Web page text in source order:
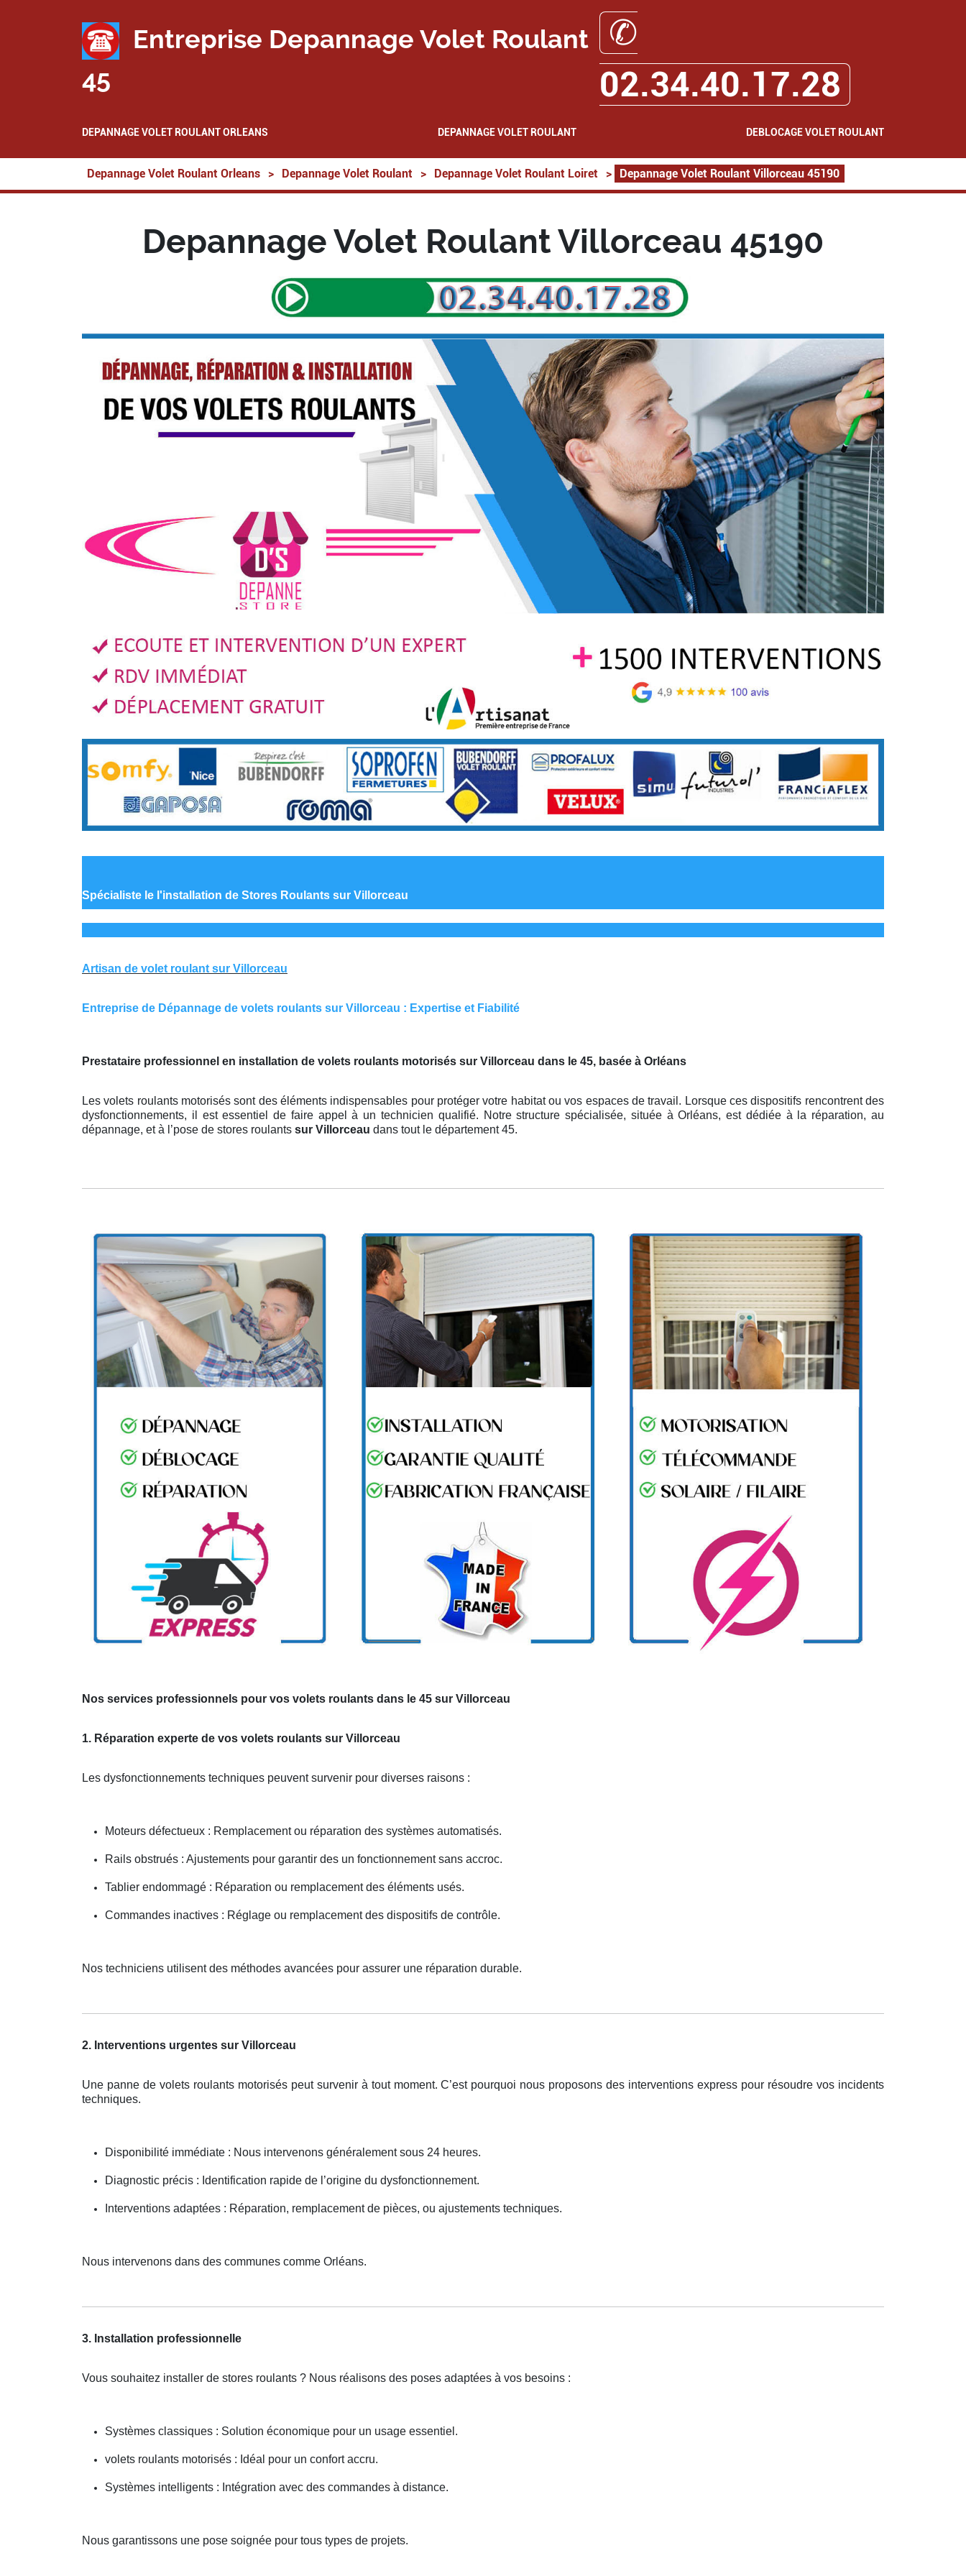
Entreprise Depannage Volet Roulant
45
✆
02.34.40.17.28
DEPANNAGE VOLET ROULANT ORLEANS DEPANNAGE VOLET ROULANT DEBLOCAGE VOLET ROULANT
Depannage Volet Roulant Orleans > Depannage Volet Roulant > Depannage Volet Roulant Loiret > Depannage Volet Roulant Villorceau 45190
Depannage Volet Roulant Villorceau 45190
Spécialiste le l'installation de Stores Roulants sur Villorceau
Artisan de volet roulant sur Villorceau
Entreprise de Dépannage de volets roulants sur Villorceau : Expertise et Fiabilité
Prestataire professionnel en installation de volets roulants motorisés sur Villorceau dans le 45, basée à Orléans
Les volets roulants motorisés sont des éléments indispensables pour protéger votre habitat ou vos espaces de travail. Lorsque ces dispositifs rencontrent des
dysfonctionnements, il est essentiel de faire appel à un technicien qualifié. Notre structure spécialisée, située à Orléans, est dédiée à la réparation, au
dépannage, et à l’pose de stores roulants sur Villorceau dans tout le département 45.
Nos services professionnels pour vos volets roulants dans le 45 sur Villorceau
1. Réparation experte de vos volets roulants sur Villorceau
Les dysfonctionnements techniques peuvent survenir pour diverses raisons :
Moteurs défectueux : Remplacement ou réparation des systèmes automatisés.
Rails obstrués : Ajustements pour garantir des un fonctionnement sans accroc.
Tablier endommagé : Réparation ou remplacement des éléments usés.
Commandes inactives : Réglage ou remplacement des dispositifs de contrôle.
Nos techniciens utilisent des méthodes avancées pour assurer une réparation durable.
2. Interventions urgentes sur Villorceau
Une panne de volets roulants motorisés peut survenir à tout moment. C’est pourquoi nous proposons des interventions express pour résoudre vos incidents
techniques.
Disponibilité immédiate : Nous intervenons généralement sous 24 heures.
Diagnostic précis : Identification rapide de l’origine du dysfonctionnement.
Interventions adaptées : Réparation, remplacement de pièces, ou ajustements techniques.
Nous intervenons dans des communes comme Orléans.
3. Installation professionnelle
Vous souhaitez installer de stores roulants ? Nous réalisons des poses adaptées à vos besoins :
Systèmes classiques : Solution économique pour un usage essentiel.
volets roulants motorisés : Idéal pour un confort accru.
Systèmes intelligents : Intégration avec des commandes à distance.
Nous garantissons une pose soignée pour tous types de projets.